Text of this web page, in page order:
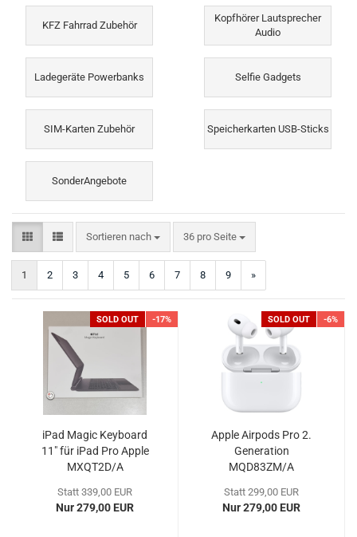
KFZ Fahrrad Zubehör
Kopfhörer Lautsprecher
Audio
Ladegeräte Powerbanks Selfie Gadgets
SIM-Karten Zubehör Speicherkarten USB-Sticks
SonderAngebote
Sortieren nach
Sortieren nach 36 pro Seite
pro Seite
1 2 3 4 5 6 7 8 9 »
SOLD OUT -17%
iPad Magic Keyboard
11" für iPad Pro Apple
MXQT2D/A
Statt 339,00 EUR
Nur 279,00 EUR
SOLD OUT -6%
Apple Airpods Pro 2.
Generation
MQD83ZM/A
Statt 299,00 EUR
Nur 279,00 EUR